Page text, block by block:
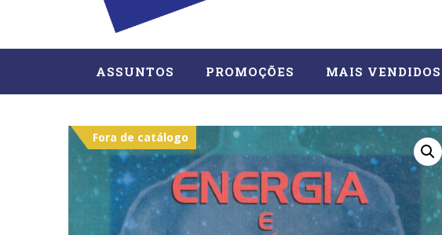
ASSUNTOS
Administração, RH (77)
Autoajuda (95)
Cinema (23)
Corpo e Movimento (225)
Culinária, Alimentação (14)
PROMOÇÕES MAIS VENDIDOS
Fora de catálogo